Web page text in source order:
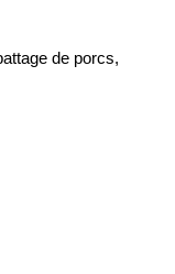
de porcs,